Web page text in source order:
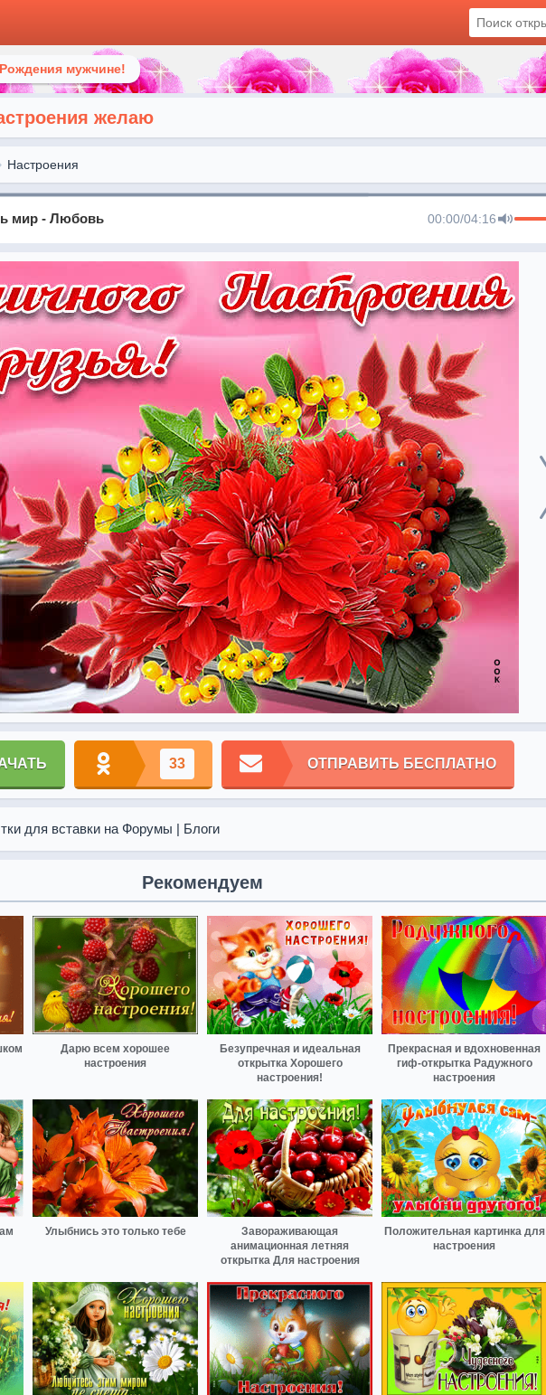
мужчине!
желаю
Настроения
мир - Любовь 00:00/04:16
33 ОТПРАВИТЬ БЕСПЛАТНО
для вставки на Форумы | Блоги
Рекомендуем
Дарю всем хорошее
настроения
Безупречная и идеальная
открытка Хорошего
настроения!
Прекрасная и вдохновенная
гиф-открытка Радужного
настроения
Улыбнись это только тебе
Завораживающая
анимационная летняя
открытка Для настроения
Положительная картинка для
настроения